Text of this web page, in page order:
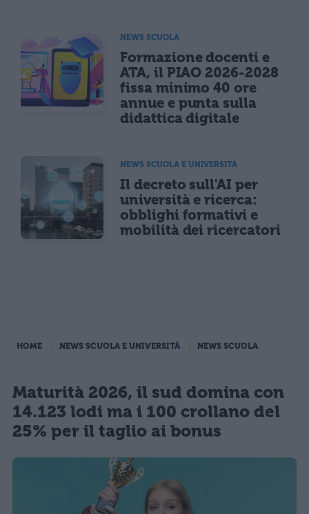
NEWS SCUOLA
Formazione docenti e
ATA, il PIAO 2026-2028
fissa minimo 40 ore
annue e punta sulla
didattica digitale
NEWS SCUOLA E UNIVERSITÀ
Il decreto sull'AI per
università e ricerca:
obblighi formativi e
mobilità dei ricercatori
HOME NEWS SCUOLA E UNIVERSITÀ NEWS SCUOLA
Maturità 2026, il sud domina con
14.123 lodi ma i 100 crollano del
25% per il taglio ai bonus